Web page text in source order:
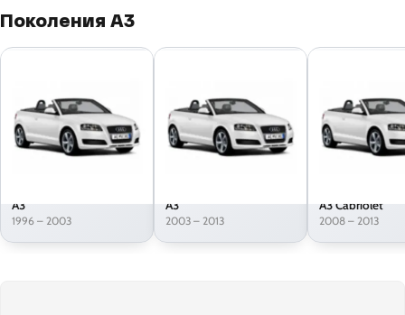
Поколения A3
A3
1996 – 2003
A3
2003 – 2013
A3 Cabriolet
2008 – 2013